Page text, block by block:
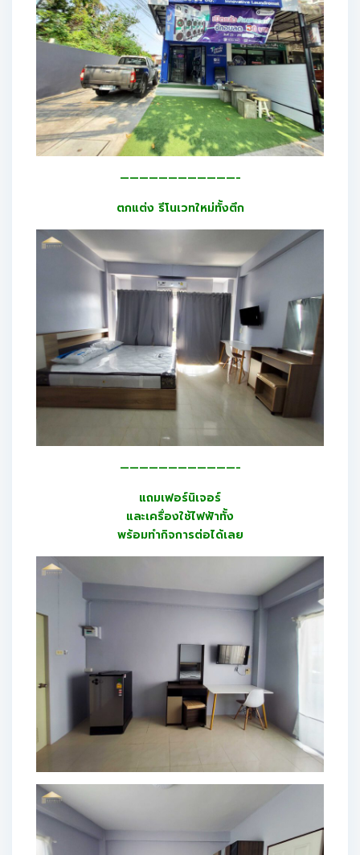
————————————-
ตกแต่ง รีโนเวทใหม่ทั้งตึก
————————————-
แถมเฟอร์นิเจอร์
และเครื่องใช้ไฟฟ้าทั้ง
พร้อมทำกิจการต่อได้เลย